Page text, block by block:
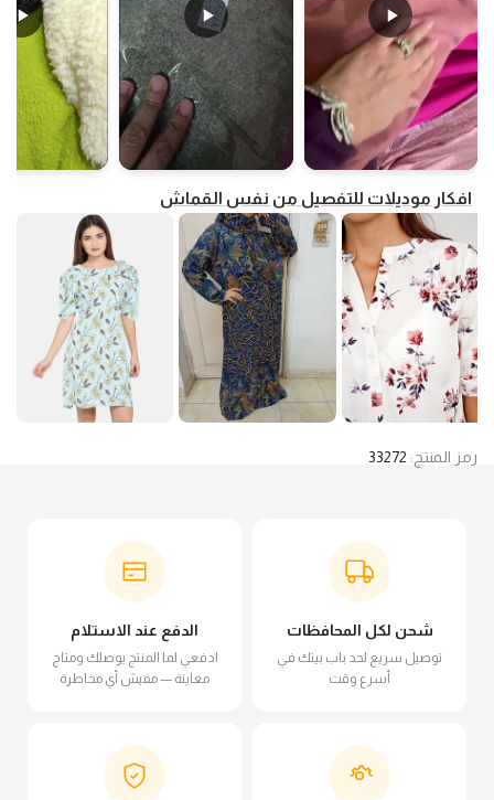
افكار موديلات للتفصيل من نفس القماش
رمز المنتج: 33272
شحن لكل المحافظات
توصيل سريع لحد باب بيتك في
أسرع وقت
الدفع عند الاستلام
ادفعي لما المنتج يوصلك ومتاح
معاينة — مفيش أي مخاطرة